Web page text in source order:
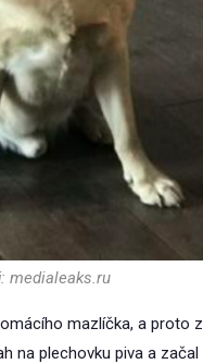
medialeaks.ru
mazlíčka, a proto
na plechovku piva a